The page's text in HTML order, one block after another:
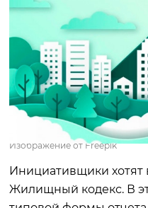
Изображение от Freepik
Инициативщики хотят
Жилищный кодекс. В